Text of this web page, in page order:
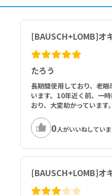
1ソフトジェル（ミニジェル）あ
ビタミンC（アスコルビン酸）
ール） 20mg、亜鉛（酸化亜鉛
3脂肪酸（EPA[エイコサペンタ
g、ゼアキサンチン（マリーゴ
その他の成分：魚油（カタクチ
リセリン、ミザラシミツロウ、
天然香料、ダイズレシチン、酸
**パプリカ果実エキス由来の場合
オキュバイト・アダルト50+【
Serving Size 1 Mini Soft Gel:
Vitamin C (Ascorbic Acid)
30mcg, Vitamin E (D-Alpha
e) 9mg, Copper (Copper
[EPA (Eicosapentaenoic
[BAUSCH+LOMB]オ
たろう
長期間使用しており、老
います。10年近く前、一
おり、大変助かっています。
0人がいいねしていま
[BAUSCH+LOMB]オ